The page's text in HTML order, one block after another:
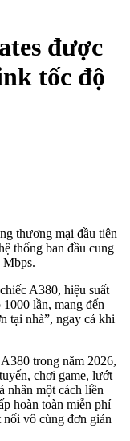
được
tốc độ
thương mại đầu tiên
thống ban đầu cung
Mbps.
A380, hiệu suất
lần, mang đến
tại nhà”, ngay cả khi
trong năm 2026,
chơi game, lướt
nhân một cách liền
hoàn toàn miễn phí
nối vô cùng đơn giản